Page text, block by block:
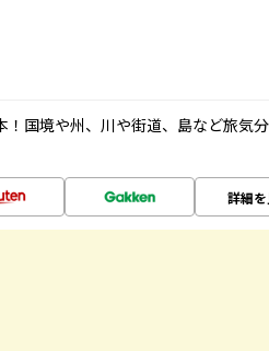
国境や州、川や街道、島など旅気
詳細